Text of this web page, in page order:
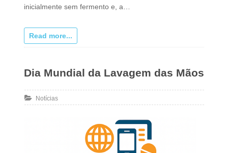
inicialmente sem fermento e, a…
Read more...
Dia Mundial da Lavagem das Mãos
Notícias